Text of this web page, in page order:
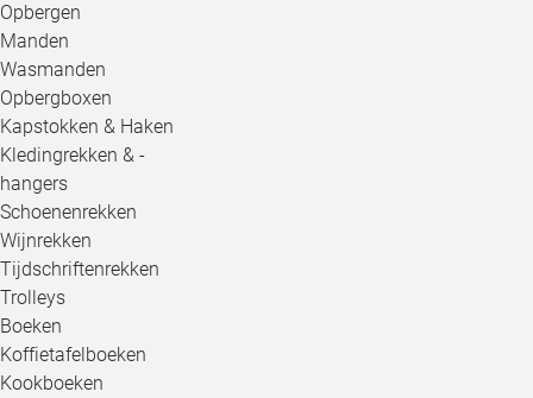
Opbergen
Manden
Wasmanden
Opbergboxen
Kapstokken & Haken
Kledingrekken & -
hangers
Schoenenrekken
Wijnrekken
Tijdschriftenrekken
Trolleys
Boeken
Koffietafelboeken
Kookboeken